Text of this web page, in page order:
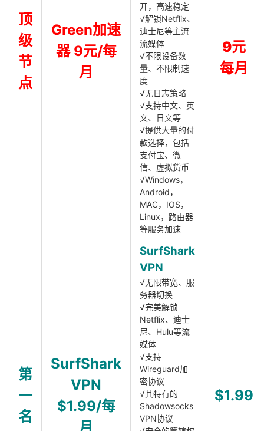
顶
级
节
点
Green加速
器 9元/每
月
开，高速稳定
√解锁Netflix、
迪士尼等主流
流媒体
√不限设备数
量、不限制速
度
√无日志策略
√支持中文、英
文、日文等
√提供大量的付
款选择，包括
支付宝、微
信、虚拟货币
√Windows，
Android，
MAC，IOS，
Linux，路由器
等服务加速
9元
每月
第
一
名
SurfShark
VPN
$1.99/每
月
SurfShark
VPN
√无限带宽、服
务器切换
√完美解锁
Netflix、迪士
尼、Hulu等流
媒体
√支持
Wireguard加
密协议
√其特有的
Shadowsocks
VPN协议
$1.99